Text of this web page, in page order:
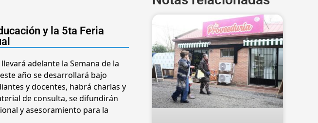
y la 5ta Feria
adelante la Semana de la
año se desarrollará bajo
y docentes, habrá charlas y
de consulta, se difundirán
y asesoramiento para la